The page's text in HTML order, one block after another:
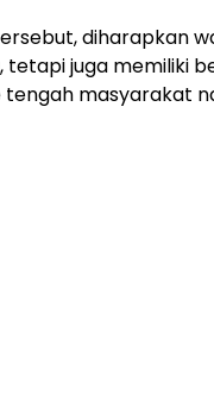
diharapkan
juga memiliki
masyarakat